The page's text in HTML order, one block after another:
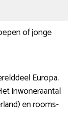
of jonge
Europa.
inwoneraantal
en rooms-